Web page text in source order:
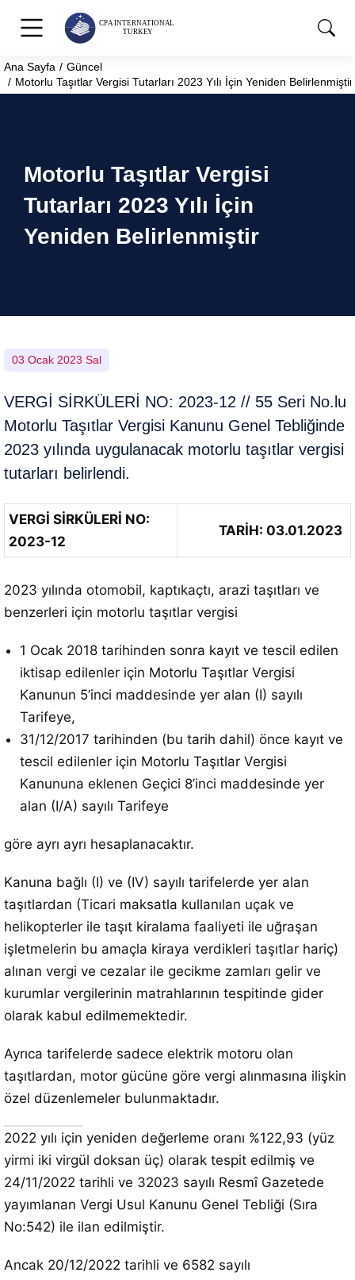
You are here:
Ana Sayfa
Güncel
Motorlu Taşıtlar Vergisi Tutarları 2023 Yılı İçin Yeniden Belirlenmiştir
Motorlu Taşıtlar Vergisi
Tutarları 2023 Yılı İçin
Yeniden Belirlenmiştir
03 Ocak 2023 Sal
VERGİ SİRKÜLERİ NO: 2023-12 // 55 Seri No.lu
Motorlu Taşıtlar Vergisi Kanunu Genel Tebliğinde
2023 yılında uygulanacak motorlu taşıtlar vergisi
tutarları belirlendi.
VERGİ SİRKÜLERİ NO:
2023-12
TARİH: 03.01.2023
2023 yılında otomobil, kaptıkaçtı, arazi taşıtları ve
benzerleri için motorlu taşıtlar vergisi
1 Ocak 2018 tarihinden sonra kayıt ve tescil edilen
iktisap edilenler için Motorlu Taşıtlar Vergisi
Kanunun 5’inci maddesinde yer alan (I) sayılı
Tarifeye,
31/12/2017 tarihinden (bu tarih dahil) önce kayıt ve
tescil edilenler için Motorlu Taşıtlar Vergisi
Kanununa eklenen Geçici 8’inci maddesinde yer
alan (I/A) sayılı Tarifeye
göre ayrı ayrı hesaplanacaktır.
Kanuna bağlı (I) ve (IV) sayılı tarifelerde yer alan
taşıtlardan (Ticari maksatla kullanılan uçak ve
helikopterler ile taşıt kiralama faaliyeti ile uğraşan
işletmelerin bu amaçla kiraya verdikleri taşıtlar hariç)
alınan vergi ve cezalar ile gecikme zamları gelir ve
kurumlar vergilerinin matrahlarının tespitinde gider
olarak kabul edilmemektedir.
Ayrıca tarifelerde sadece elektrik motoru olan
taşıtlardan, motor gücüne göre vergi alınmasına ilişkin
özel düzenlemeler bulunmaktadır.
2022 yılı için yeniden değerleme oranı %122,93 (yüz
yirmi iki virgül doksan üç) olarak tespit edilmiş ve
24/11/2022 tarihli ve 32023 sayılı Resmî Gazetede
yayımlanan Vergi Usul Kanunu Genel Tebliği (Sıra
No:542) ile ilan edilmiştir.
Ancak 20/12/2022 tarihli ve 6582 sayılı